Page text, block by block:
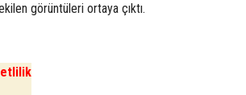
görüntüleri ortaya çıktı.